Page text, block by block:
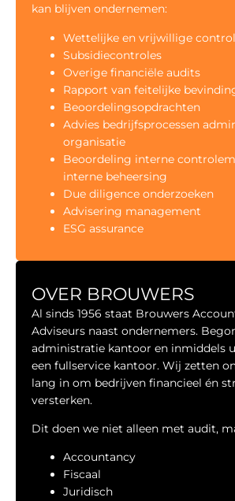
kan blijven ondernemen:
Wettelijke en vrijwillige
Subsidiecontroles
Overige financiële audits
Rapport van feitelijke
Beoordelingsopdrachten
Advies bedrijfsprocessen
organisatie
Beoordeling interne
interne beheersing
Due diligence onderzoeken
Advisering management
ESG assurance
OVER BROUWERS
Al sinds 1956 staat Brouwers
Adviseurs naast ondernemers.
administratie kantoor en inmiddels
een fullservice kantoor. Wij zetten
lang in om bedrijven financieel én
versterken.
Dit doen we niet alleen met audit,
Accountancy
Fiscaal
Juridisch